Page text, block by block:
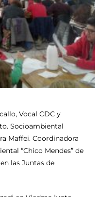
Vocal CDC y
Socioambiental
Maffei. Coordinadora
“Chico Mendes” de
las Juntas de